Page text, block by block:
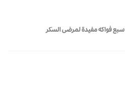
سبع فواكه مفيدة لمرضى السكر